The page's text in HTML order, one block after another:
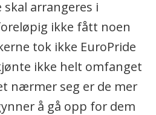
arrangeres i
ikke fått noen
tok ikke EuroPride
ikke helt omfanget
nærmer seg er de mer
å gå opp for dem